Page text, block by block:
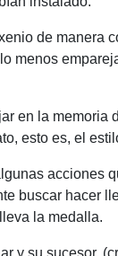
de manera
menos
en la memoria
esto es, el
acciones
buscar hacer
la medalla.